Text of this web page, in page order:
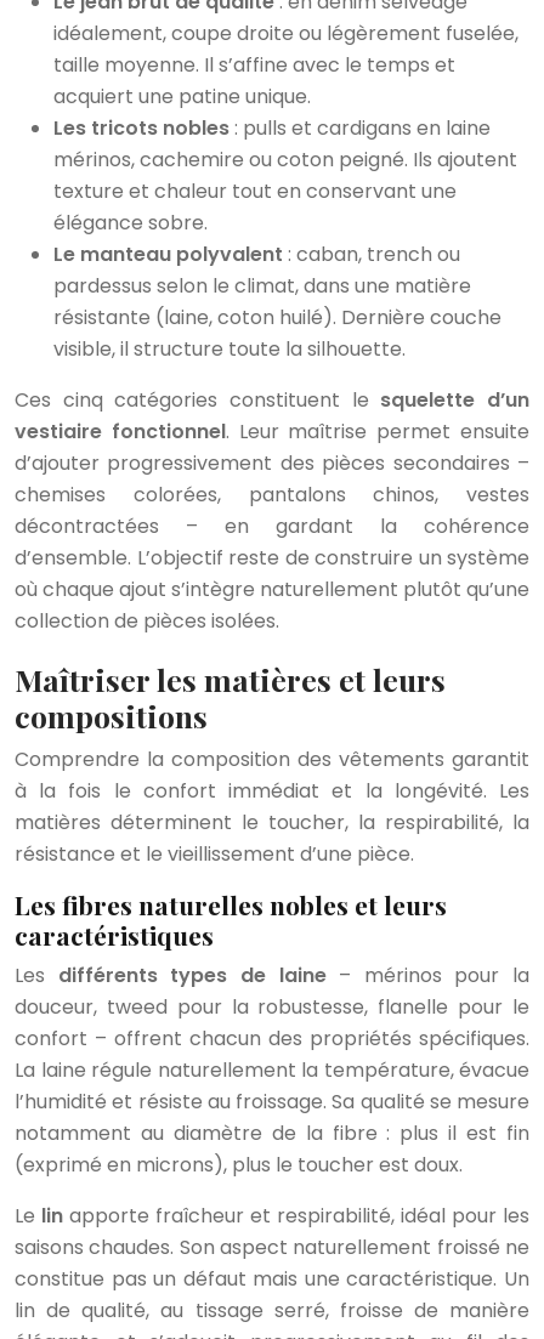
idéalement, coupe droite ou légèrement fuselée,
taille moyenne. Il s’affine avec le temps et
acquiert une patine unique.
Les tricots nobles: pulls et cardigans en laine
mérinos, cachemire ou coton peigné. Ils ajoutent
texture et chaleur tout en conservant une
élégance sobre.
Le manteau polyvalent : caban, trench ou
pardessus selon le climat, dans une matière
résistante (laine, coton huilé). Dernière couche
visible, il structure toute la silhouette.
Ces cinq catégories constituent le squelette d’un
vestiaire fonctionnel. Leur maîtrise permet ensuite
d’ajouter progressivement des pièces secondaires –
chemises colorées, pantalons chinos, vestes
décontractées – en gardant la cohérence
d’ensemble. L’objectif reste de construire un système
où chaque ajout s’intègre naturellement plutôt qu’une
collection de pièces isolées.
Maîtriser les matières et leurs
compositions
Comprendre la composition des vêtements garantit
à la fois le confort immédiat et la longévité. Les
matières déterminent le toucher, la respirabilité, la
résistance et le vieillissement d’une pièce.
Les fibres naturelles nobles et leurs
caractéristiques
Les différents types de laine– mérinos pour la
douceur, tweed pour la robustesse, flanelle pour le
confort – offrent chacun des propriétés spécifiques.
La laine régule naturellement la température, évacue
l’humidité et résiste au froissage. Sa qualité se mesure
notamment au diamètre de la fibre : plus il est fin
(exprimé en microns), plus le toucher est doux.
Le lin apporte fraîcheur et respirabilité, idéal pour les
saisons chaudes. Son aspect naturellement froissé ne
constitue pas un défaut mais une caractéristique. Un
lin de qualité, au tissage serré, froisse de manière